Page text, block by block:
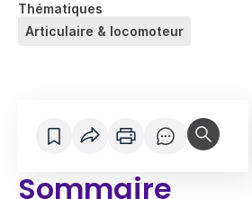
Thématiques
Articulaire & locomoteur
Sommaire